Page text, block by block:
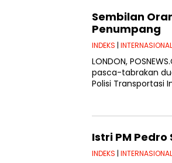
Sembilan
Penumpang
INDEKS | INTERNASIONAL
LONDON,
pasca-tabrakan
Polisi Transportasi
Istri PM
INDEKS | INTERNASIONAL